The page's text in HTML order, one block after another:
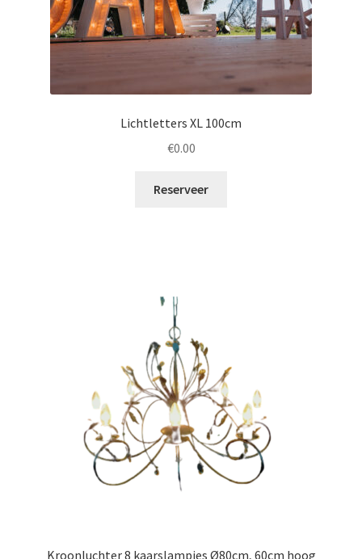
Lichtletters XL 100cm
€0.00
Reserveer
Kroonluchter 8 kaarslampjes Ø80cm, 60cm hoog